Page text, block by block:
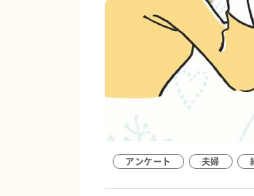
アンケート 夫婦